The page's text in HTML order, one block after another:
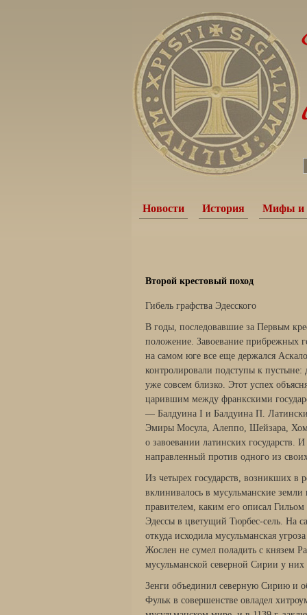
Новости История Мифы и
Второй крестовый поход
Гибель графства Эдесского
В годы, последовавшие за Первым
положение. Завоевание прибрежных
на самом юге все еще держался
контролирова­ли подступы к
уже совсем близко. Этот успех
царив­шим между франкскими
— Балдуина I и Балдуина П.
Эмиры Мосула, Алеппо, Шейзара,
о завоевании латин­ских государств.
направленный против одного из
Из четырех государств, возникших в
вклинивалось в мусульман­ские
правителем, каким его описал
Эдессы в цветущий Тюрбес-сель. На
откуда исходила мусульманская
Жослен не сумел по­ладить с князем
мусульманской северной Сирии у
Зенги объединил северную Сирию и
Фульк в совершенстве ов­ладел